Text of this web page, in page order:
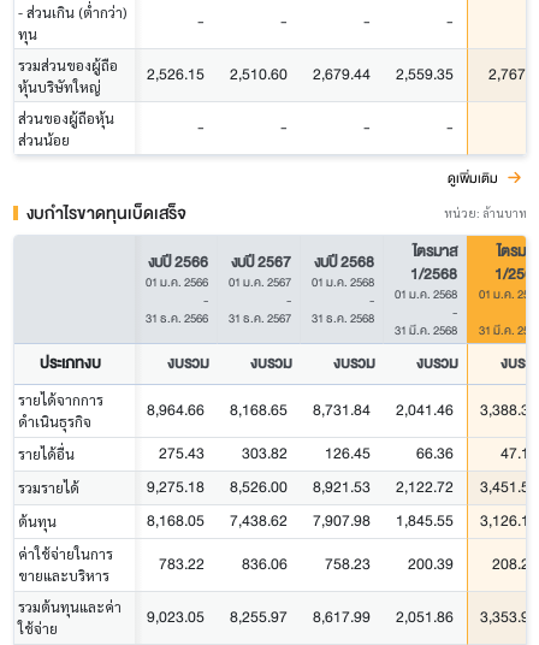
- ส่วนเกิน (ต่ำกว่า)
ทุน
- - - -
รวมส่วนของผู้ถือ
หุ้นบริษัทใหญ่
2,526.15 2,510.60 2,679.44 2,559.35
ส่วนของผู้ถือหุ้น
ส่วนน้อย
- - - -
ดูเพิ่มเติม
งบกำไรขาดทุนเบ็ดเสร็จ หน่วย: ล้านบาท
งบปี 2566
01 ม.ค. 2566
-
31 ธ.ค. 2566
งบปี 2567
01 ม.ค. 2567
-
31 ธ.ค. 2567
งบปี 2568
01 ม.ค. 2568
-
31 ธ.ค. 2568
ไตรมาส
1/2568
01 ม.ค. 2568
-
31 มี.ค. 2568
ไตรมา
1/
01 ม.ค.
31 มี.ค.
ประเภทงบ งบรวม งบรวม งบรวม งบรวม งบรว
รายได้จากการ
ดำเนินธุรกิจ
8,964.66 8,168.65 8,731.84 2,041.46 3,388.35
รายได้อื่น 275.43 303.82 126.45 66.36 47.12
รวมรายได้ 9,275.18 8,526.00 8,921.53 2,122.72 3,451.58
ต้นทุน 8,168.05 7,438.62 7,907.98 1,845.55 3,126.10
ค่าใช้จ่ายในการ
ขายและบริหาร
783.22 836.06 758.23 200.39 208.26
รวมต้นทุนและค่า
ใช้จ่าย
9,023.05 8,255.97 8,617.99 2,051.86 3,353.93